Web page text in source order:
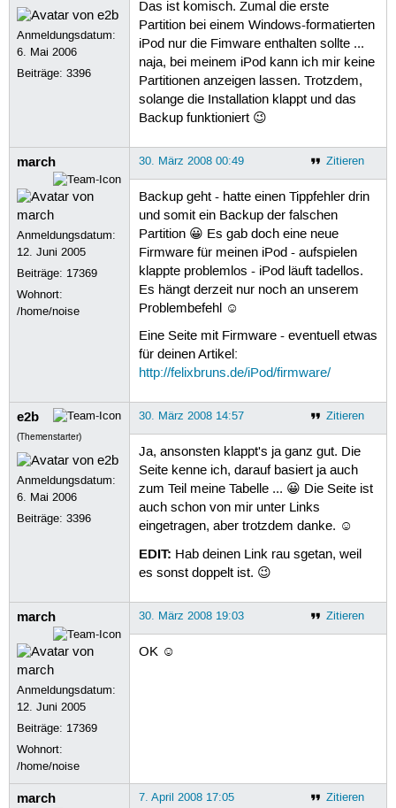
Anmeldungsdatum:
6. Mai 2006
Beiträge:3396
Das ist komisch. Zumal die erste
Partition bei einem Windows-formatierten
iPod nur die Fimware enthalten sollte ...
naja, bei meinem iPod kann ich mir keine
Partitionen anzeigen lassen. Trotzdem,
solange die Installation klappt und das
Backup funktioniert 😉
march
Anmeldungsdatum:
12. Juni 2005
Beiträge: 17369
Wohnort:
/home/noise
Zitieren
30. März 2008 00:49
Backup geht - hatte einen Tippfehler drin
und somit ein Backup der falschen
Partition 😀 Es gab doch eine neue
Firmware für meinen iPod - aufspielen
klappte problemlos - iPod läuft tadellos.
Es hängt derzeit nur noch an unserem
Problembefehl ☺
Eine Seite mit Firmware - eventuell etwas
für deinen Artikel:
http://felixbruns.de/iPod/firmware/
e2b
(Themenstarter)
Anmeldungsdatum:
6. Mai 2006
Beiträge:3396
Zitieren
30. März 2008 14:57
Ja, ansonsten klappt's ja ganz gut. Die
Seite kenne ich, darauf basiert ja auch
zum Teil meine Tabelle ... 😀 Die Seite ist
auch schon von mir unter Links
eingetragen, aber trotzdem danke. ☺
EDIT: Hab deinen Link rau sgetan, weil
es sonst doppelt ist. 😉
march
Anmeldungsdatum:
12. Juni 2005
Beiträge: 17369
Wohnort:
/home/noise
Zitieren
30. März 2008 19:03
OK ☺
march Zitieren
7. April 2008 17:05